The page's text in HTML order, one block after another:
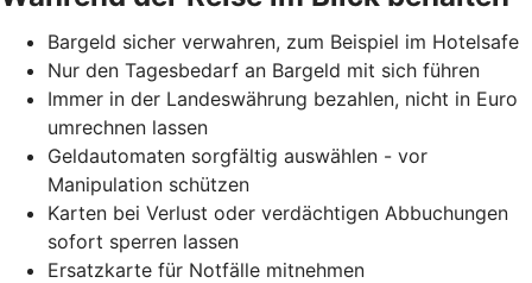
Bargeld sicher verwahren, zum Beispiel im Hotelsafe
Nur den Tagesbedarf an Bargeld mit sich führen
Immer in der Landeswährung bezahlen, nicht in Euro
umrechnen lassen
Geldautomaten sorgfältig auswählen - vor
Manipulation schützen
Karten bei Verlust oder verdächtigen Abbuchungen
sofort sperren lassen
Ersatzkarte für Notfälle mitnehmen